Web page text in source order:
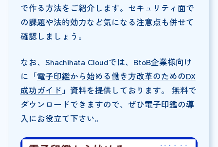
で作る方法をご紹介します。セキュリティ面で
の課題や法的効力など気になる注意点も併せて
確認しましょう。
なお、Shachihata Cloudでは、BtoB企業様向け
に「電子印鑑から始める働き方改革のためのDX
成功ガイド 」資料を提供しております。 無料で
ダウンロードできますので、ぜひ電子印鑑の導
入にお役立て下さい。